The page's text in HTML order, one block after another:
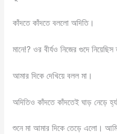
কাঁদতে কাঁদতে বললো অদিতি।
মানে!? ওর বীর্যও নিজের গুদে
আমার দিকে দেখিয়ে বলল মা।
অদিতিও কাঁদতে কাঁদতেই ঘাড় নেড়ে
শুনে মা আমার দিকে তেড়ে এলো। আমি